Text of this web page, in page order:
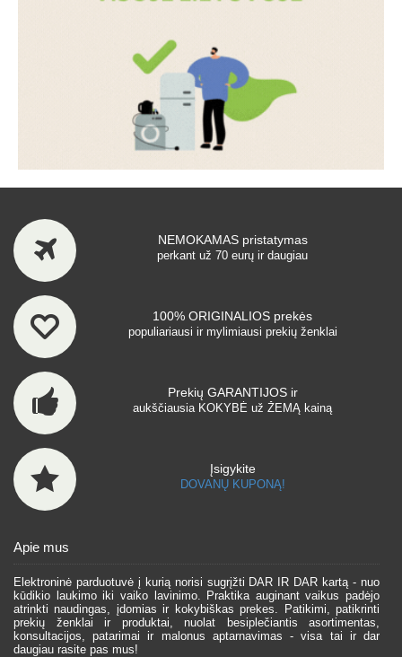
NEMOKAMAS pristatymas
perkant už 70 eurų ir daugiau
100% ORIGINALIOS prekės
populiariausi ir mylimiausi prekių ženklai
Prekių GARANTIJOS ir
aukščiausia KOKYBĖ už ŽEMĄ kainą
Įsigykite
DOVANŲ KUPONĄ!
Apie mus
Elektroninė parduotuvė į kurią norisi sugrįžti DAR IR DAR kartą - nuo
kūdikio laukimo iki vaiko lavinimo. Praktika auginant vaikus padėjo
atrinkti naudingas, įdomias ir kokybiškas prekes. Patikimi, patikrinti
prekių ženklai ir produktai, nuolat besiplečiantis asortimentas,
konsultacijos, patarimai ir malonus aptarnavimas - visa tai ir dar
daugiau rasite pas mus!